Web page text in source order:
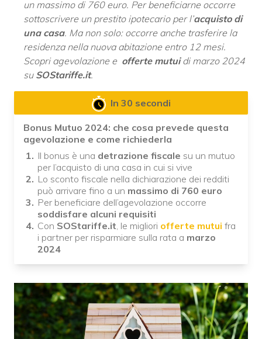
un massimo di 760 euro. Per beneficiarne occorre
sottoscrivere un prestito ipotecario per l’acquisto di
una casa. Ma non solo: occorre anche trasferire la
residenza nella nuova abitazione entro 12 mesi.
Scopri agevolazione e offerte mutuidi marzo 2024
su SOStariffe.it.
In 30 secondi
Bonus Mutuo 2024: che cosa prevede questa
agevolazione e come richiederla
Il bonus è una detrazione fiscale su un mutuo
per l’acquisto di una casa in cui si vive
Lo sconto fiscale nella dichiarazione dei redditi
può arrivare fino a un massimo di 760 euro
Per beneficiare dell’agevolazione occorre
soddisfare alcuni requisiti
Con SOStariffe.it, le migliori offerte mutui fra
i partner per risparmiare sulla rata a marzo
2024